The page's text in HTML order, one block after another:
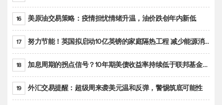
16 美原油交易策略：疫情担忧情绪升温，油价跌创年内新低
17 努力节能！英国拟启动10亿英镑的家庭隔热工程 减少能源消耗
18 加息周期的拐点信号？10年期美债收益率持续低于联邦基金利率目标区间
19 外汇交易提醒：超级周来袭美元温和反弹，警惕筑底可能性